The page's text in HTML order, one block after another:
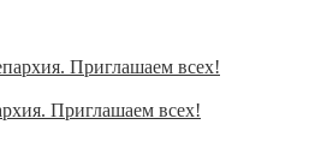
Приглашаем всех!